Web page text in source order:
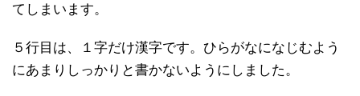
てしまいます。
５行目は、１字だけ漢字です。ひらがなになじむよう
にあまりしっかりと書かないようにしました。